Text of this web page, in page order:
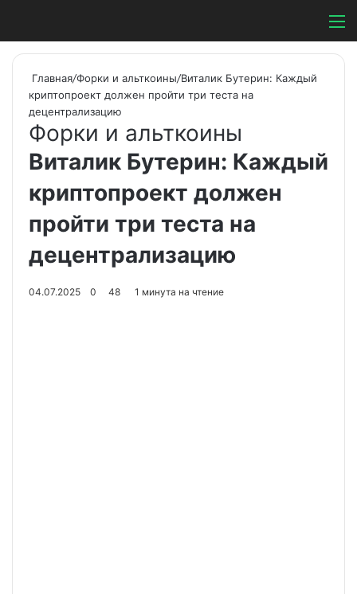
Switch skin
Главная/Форки и альткоины/Виталик Бутерин: Каждый
криптопроект должен пройти три теста на
децентрализацию
Форки и альткоины
Виталик Бутерин: Каждый
криптопроект должен
пройти три теста на
децентрализацию
04.07.2025 0 48 1 минута на чтение